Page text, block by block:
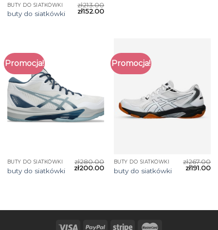
BUTY DO SIATKÓWKI
buty do siatkówki
zł213.00
zł152.00
Promocja!
BUTY DO SIATKÓWKI
buty do siatkówki
zł280.00
zł200.00
Promocja!
BUTY DO SIATKÓWKI
buty do siatkówki
zł267.00
zł191.00